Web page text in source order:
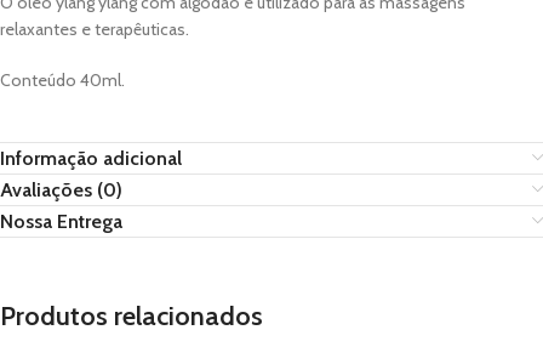
relaxantes e terapêuticas.
Conteúdo 40ml.
Informação adicional
Avaliações (0)
Nossa Entrega
Produtos relacionados